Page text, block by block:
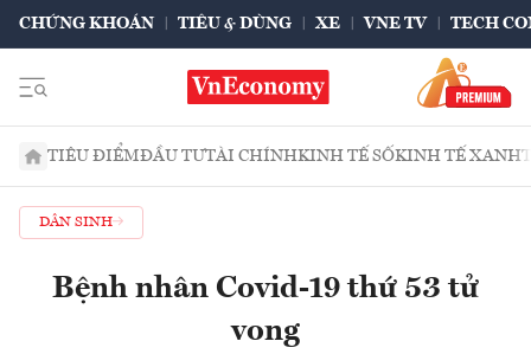
CHỨNG KHOÁN TIÊU & DÙNG XE VNE TV TECH
TIÊU ĐIỂMĐẦU TƯTÀI CHÍNHKINH TẾ SỐKINH TẾ XANH
DÂN SINH
Bệnh nhân Covid-19 thứ 53 tử
vong